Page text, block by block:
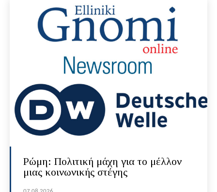
Ρώμη: Πολιτική μάχη για το μέλλον
μιας κοινωνικής στέγης